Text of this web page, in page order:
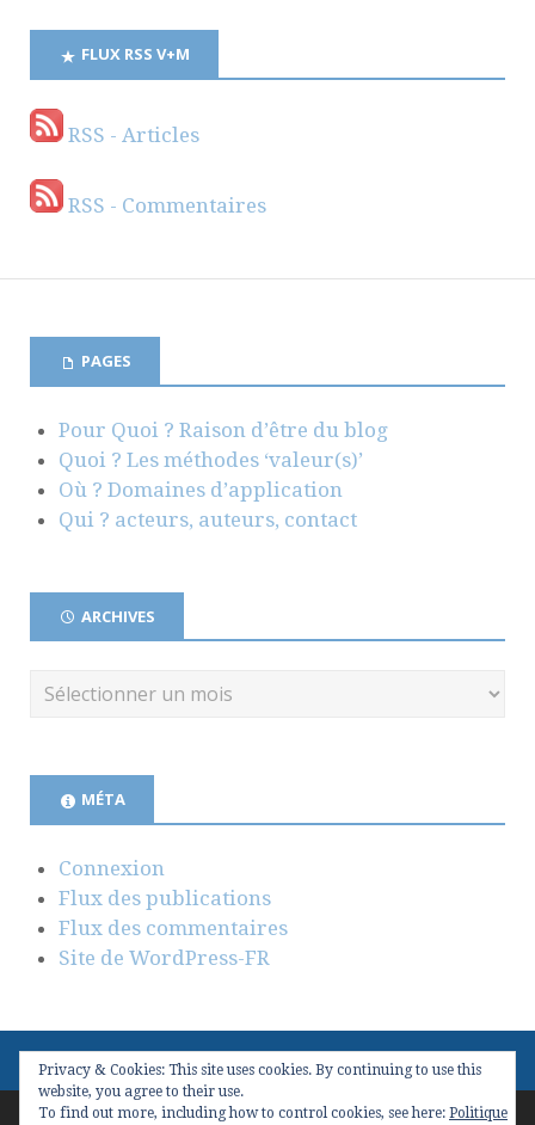
FLUX RSS V+M
RSS - Articles
RSS - Commentaires
PAGES
Pour Quoi ? Raison d’être du blog
Quoi ? Les méthodes ‘valeur(s)’
Où ? Domaines d’application
Qui ? acteurs, auteurs, contact
ARCHIVES
MÉTA
Connexion
Flux des publications
Flux des commentaires
Site de WordPress-FR
Privacy & Cookies: This site uses cookies. By continuing to use this
website, you agree to their use.
To find out more, including how to control cookies, see here: Politique